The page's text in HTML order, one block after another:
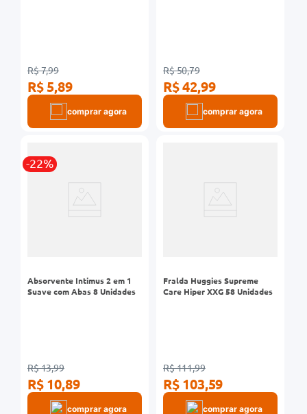
R$ 7,99
R$ 5,89
comprar agora
R$ 50,79
R$ 42,99
comprar agora
-22%
Absorvente Intimus 2 em 1
Suave com Abas 8 Unidades
R$ 13,99
R$ 10,89
comprar agora
Fralda Huggies Supreme
Care Hiper XXG 58 Unidades
R$ 111,99
R$ 103,59
comprar agora